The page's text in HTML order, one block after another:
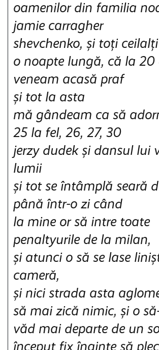
oamenilor din familia
jamie carragher
shevchenko, și toți ceilalți
o noapte lungă, că la 20
veneam acasă praf
și tot la asta
mă gândeam ca să
25 la fel, 26, 27, 30
jerzy dudek și dansul lui
lumii
și tot se întâmplă seară
până într-o zi când
la mine or să intre toate
penaltyurile de la milan,
și atunci o să se lase
cameră,
și nici strada asta
să mai zică nimic, și o
văd mai departe de un
început fix înainte să